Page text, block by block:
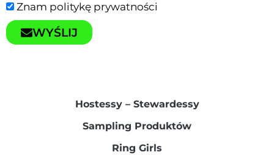
Znam politykę prywatności
WYŚLIJ
Hostessy – Stewardessy​
Sampling Produktów​
Ring Girls